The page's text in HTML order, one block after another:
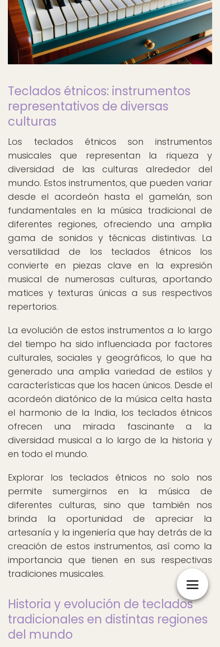
Teclados étnicos: instrumentos
representativos de diversas
culturas
Los teclados étnicos son instrumentos
musicales que representan la riqueza y
diversidad de las culturas alrededor del
mundo. Estos instrumentos, que pueden variar
desde el acordeón hasta el gamelán, son
fundamentales en la música tradicional de
diferentes regiones, ofreciendo una amplia
gama de sonidos y técnicas distintivas. La
versatilidad de los teclados étnicos los
convierte en piezas clave en la expresión
musical de numerosas culturas, aportando
matices y texturas únicas a sus respectivos
repertorios.
La evolución de estos instrumentos a lo largo
del tiempo ha sido influenciada por factores
culturales, sociales y geográficos, lo que ha
generado una amplia variedad de estilos y
características que los hacen únicos. Desde el
acordeón diatónico de la música celta hasta
el harmonio de la India, los teclados étnicos
ofrecen una mirada fascinante a la
diversidad musical a lo largo de la historia y
en todo el mundo.
Explorar los teclados étnicos no solo nos
permite sumergirnos en la música de
diferentes culturas, sino que también nos
brinda la oportunidad de apreciar la
artesanía y la ingeniería que hay detrás de la
creación de estos instrumentos, así como la
importancia que tienen en sus respectivas
tradiciones musicales.
Historia y evolución de teclados
tradicionales en distintas regiones
del mundo